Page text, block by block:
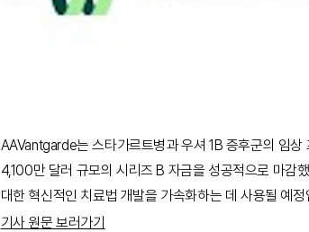
AAVantgarde는 스타가르트병과 우셔 1B 증후군의 임상
4,100만 달러 규모의 시리즈 B 자금을 성공적으로 마감
대한 혁신적인 치료법 개발을 가속화하는 데 사용될 예정
기사 원문 보러가기